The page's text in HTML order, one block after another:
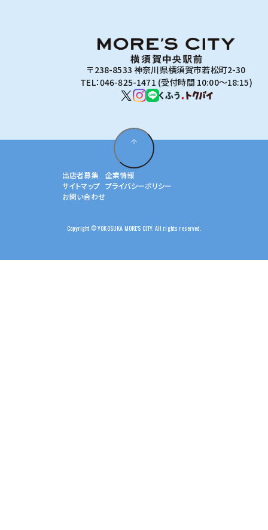
〒238-8533 神奈川県横須賀市若松町2-30
TEL：046-825-1471 (受付時間 10:00～18:15)
出店者募集
企業情報
サイトマップ プライバシーポリシー
お問い合わせ
Copyright © YOKOSUKA MORE'S CITY. All rights reserved.